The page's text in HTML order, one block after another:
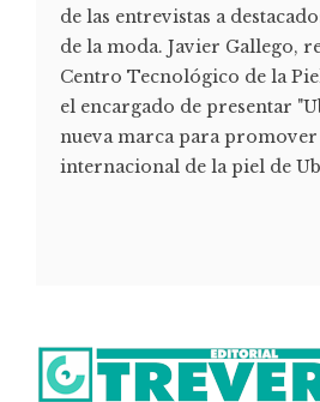
de las entrevistas a
de la moda. Javier Gallego,
Centro Tecnológico de la
el encargado de presentar
nueva marca para promover
internacional de la piel de